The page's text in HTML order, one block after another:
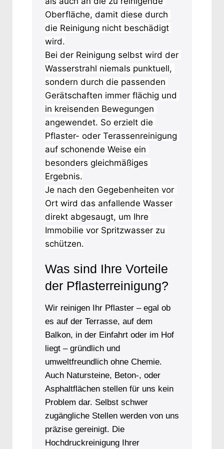
Oberfläche, damit diese durch
die Reinigung nicht beschädigt
wird.
Bei der Reinigung selbst wird der
Wasserstrahl niemals punktuell,
sondern durch die passenden
Gerätschaften immer flächig und
in kreisenden Bewegungen
angewendet. So erzielt die
Pflaster- oder Terassenreinigung
auf schonende Weise ein
besonders gleichmäßiges
Ergebnis.
Je nach den Gegebenheiten vor
Ort wird das anfallende Wasser
direkt abgesaugt, um Ihre
Immobilie vor Spritzwasser zu
schützen.
Was sind Ihre Vorteile
der Pflasterreinigung?
Wir reinigen Ihr Pflaster – egal ob
es auf der Terrasse, auf dem
Balkon, in der Einfahrt oder im Hof
liegt – gründlich und
umweltfreundlich ohne Chemie.
Auch Natursteine, Beton-, oder
Asphaltflächen stellen für uns kein
Problem dar. Selbst schwer
zugängliche Stellen werden von uns
präzise gereinigt. Die
Hochdruckreinigung Ihrer